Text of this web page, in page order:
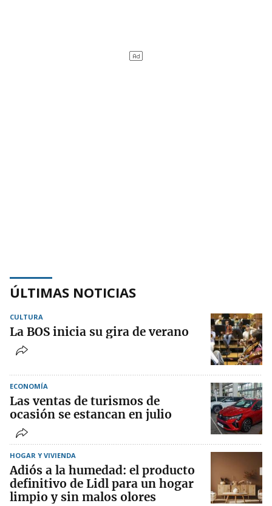
ÚLTIMAS NOTICIAS
CULTURA
La BOS inicia su gira de verano
ECONOMÍA
Las ventas de turismos de
ocasión se estancan en julio
HOGAR Y VIVIENDA
Adiós a la humedad: el producto
definitivo de Lidl para un hogar
limpio y sin malos olores